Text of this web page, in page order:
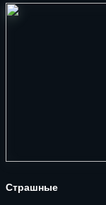
Страшные